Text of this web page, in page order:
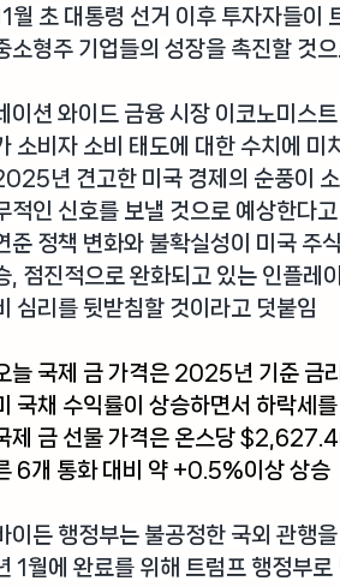
월 초 대통령 선거 이후 투자자들이
소형주 기업들의 성장을 촉진할 것
이션 와이드 금융 시장 이코노미스
소비자 소비 태도에 대한 수치에 미
년 견고한 미국 경제의 순풍이
적인 신호를 보낼 것으로 예상한다
준 정책 변화와 불확실성이 미국 주
, 점진적으로 완화되고 있는 인플
심리를 뒷받침할 것이라고 덧붙임
늘 국제 금 가격은 2025년 기준 금
국채 수익률이 상승하면서 하락세
제 금 선물 가격은 온스당
6개 통화 대비 약 +0.5%이상 상승
이든 행정부는 불공정한 국외 관행
1월에 완료를 위해 트럼프 행정부로